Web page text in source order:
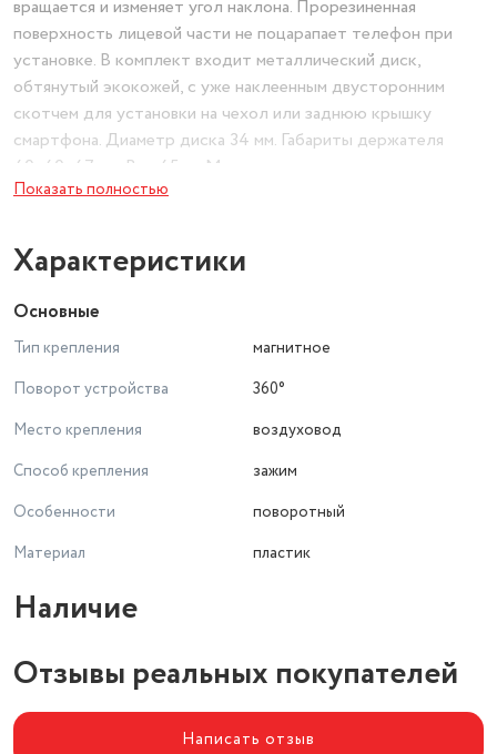
вращается и изменяет угол наклона. Прорезиненная
поверхность лицевой части не поцарапает телефон при
установке. В комплект входит металлический диск,
обтянутый экокожей, с уже наклеенным двусторонним
скотчем для установки на чехол или заднюю крышку
смартфона. Диаметр диска 34 мм. Габариты держателя
40х40х47 мм. Вес 45 гр. Материал: силикон, металл.
Показать полностью
Характеристики
Основные
Тип крепления
магнитное
Поворот устройства
360°
Место крепления
воздуховод
Способ крепления
зажим
Особенности
поворотный
Материал
пластик
Наличие
Отзывы реальных покупателей
Написать отзыв